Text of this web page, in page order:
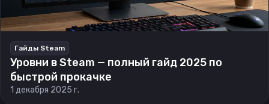
Гайды Steam
Уровни в Steam — полный гайд 2025 по
быстрой прокачке
1 декабря 2025 г.